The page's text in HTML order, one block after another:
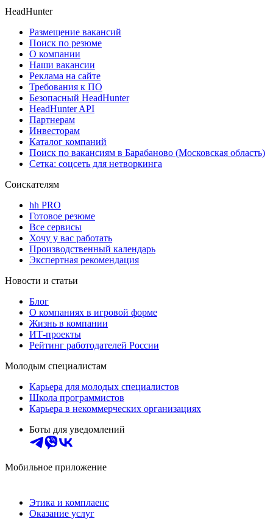
HeadHunter
Размещение вакансий
Поиск по резюме
О компании
Наши вакансии
Реклама на сайте
Требования к ПО
Безопасный HeadHunter
HeadHunter API
Партнерам
Инвесторам
Каталог компаний
Поиск по вакансиям в Барабаново (Московская область)
Сетка: соцсеть для нетворкинга
Соискателям
hh PRO
Готовое резюме
Все сервисы
Хочу у вас работать
Производственный календарь
Экспертная рекомендация
Новости и статьи
Блог
О компаниях в игровой форме
Жизнь в компании
ИТ-проекты
Рейтинг работодателей России
Молодым специалистам
Карьера для молодых специалистов
Школа программистов
Карьера в некоммерческих организациях
Боты для уведомлений
Мобильное приложение
Этика и комплаенс
Оказание услуг